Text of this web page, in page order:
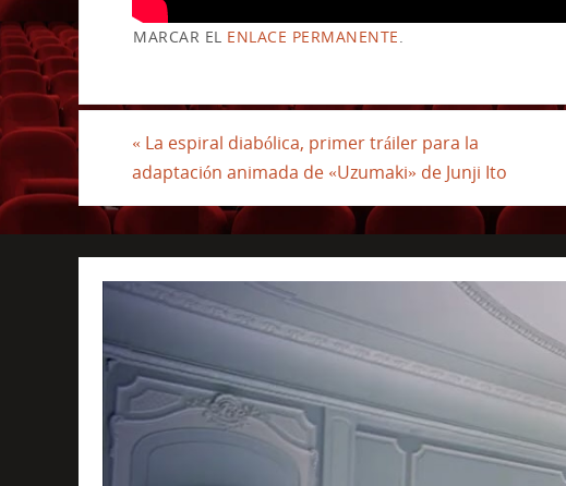
MARCAR EL ENLACE PERMANENTE.
« La espiral diabólica, primer tráiler para la
adaptación animada de «Uzumaki» de Junji Ito